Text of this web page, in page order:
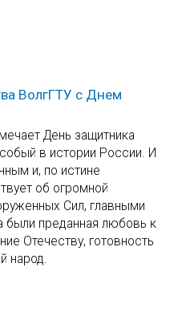
ВолгГТУ с Днем
День защитника
в истории России. И
и, по истине
об огромной
Сил, главными
были преданная любовь к
Отечеству, готовность
народ.